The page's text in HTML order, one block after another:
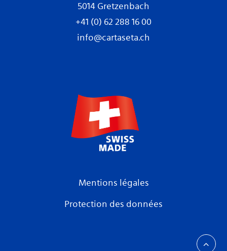
5014 Gretzenbach
+41 (0) 62 288 16 00
info@cartaseta.ch
Mentions légales
Protection des données